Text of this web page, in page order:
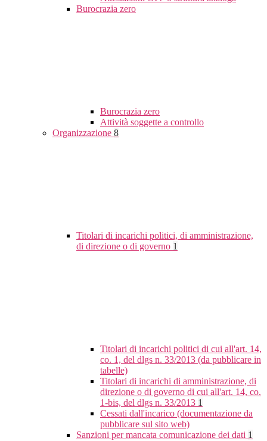
Burocrazia zero
Burocrazia zero
Attività soggette a controllo
Organizzazione 8
Titolari di incarichi politici, di amministrazione,
di direzione o di governo 1
Titolari di incarichi politici di cui all'art. 14,
co. 1, del dlgs n. 33/2013 (da pubblicare in
tabelle)
Titolari di incarichi di amministrazione, di
direzione o di governo di cui all'art. 14, co.
1-bis, del dlgs n. 33/2013 1
Cessati dall'incarico (documentazione da
pubblicare sul sito web)
Sanzioni per mancata comunicazione dei dati 1